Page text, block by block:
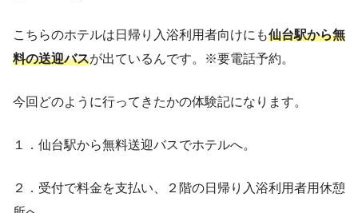
こちらのホテルは日帰り入浴利用者向けにも仙台駅から無
料の送迎バスが出ているんです。※要電話予約。
今回どのように行ってきたかの体験記になります。
１．仙台駅から無料送迎バスでホテルへ。
２．受付で料金を支払い、２階の日帰り入浴利用者用休憩